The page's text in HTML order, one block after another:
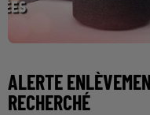
ALERTE
RECHERCHÉ